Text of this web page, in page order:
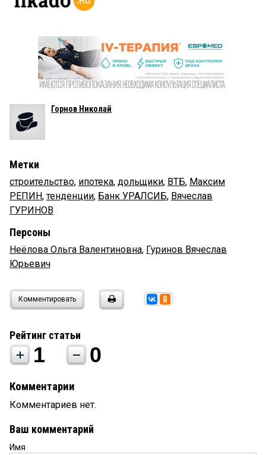
Горнов Николай
Метки
строительство, ипотека, дольщики, ВТБ, Максим
РЕПИН,тенденции, Банк УРАЛСИБ, Вячеслав
ГУРИНОВ
Персоны
Неёлова Ольга Валентиновна, Гуринов Вячеслав
Юрьевич
Комментировать
Рейтинг статьи
1 0
Комментарии
Комментариев нет.
Ваш комментарий
Имя